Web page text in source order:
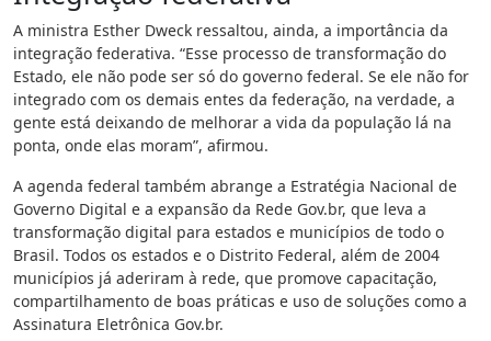
A ministra Esther Dweck ressaltou, ainda, a importância da
integração federativa. “Esse processo de transformação do
Estado, ele não pode ser só do governo federal. Se ele não for
integrado com os demais entes da federação, na verdade, a
gente está deixando de melhorar a vida da população lá na
ponta, onde elas moram”, afirmou.
A agenda federal também abrange a Estratégia Nacional de
Governo Digital e a expansão da Rede Gov.br, que leva a
transformação digital para estados e municípios de todo o
Brasil. Todos os estados e o Distrito Federal, além de 2004
municípios já aderiram à rede, que promove capacitação,
compartilhamento de boas práticas e uso de soluções como a
Assinatura Eletrônica Gov.br.